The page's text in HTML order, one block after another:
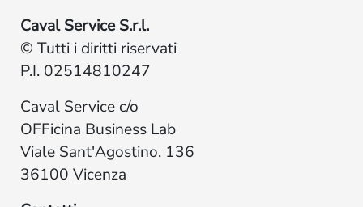
Caval Service S.r.l.
© Tutti i diritti riservati
P.I. 02514810247
Caval Service c/o
OFFicina Business Lab
Viale Sant'Agostino, 136
36100 Vicenza